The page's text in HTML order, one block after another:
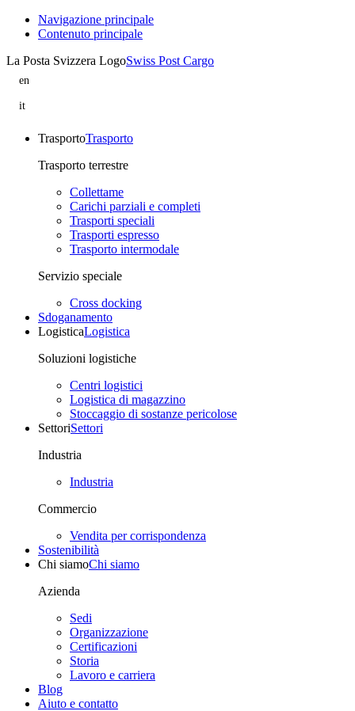
Navigazione principale
Contenuto principale
La Posta Svizzera LogoSwiss Post Cargo
en
Relatra
part
Swiss
Cargo
it
Relatra
parte
Swiss
TrasportoTrasporto
Trasporto terrestre
Collettame
Carichi parziali e completi
Trasporti speciali
Trasporti espresso
Trasporto intermodale
Servizio speciale
Cross docking
Sdoganamento
LogisticaLogistica
Soluzioni logistiche
Centri logistici
Logistica di magazzino
Stoccaggio di sostanze pericolose
SettoriSettori
Industria
Industria
Commercio
Vendita per corrispondenza
Sostenibilità
Chi siamoChi siamo
Azienda
Sedi
Organizzazione
Certificazioni
Storia
Lavoro e carriera
Blog
Aiuto e contatto